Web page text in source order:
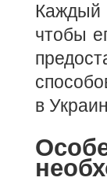
Каждый
чтобы
в